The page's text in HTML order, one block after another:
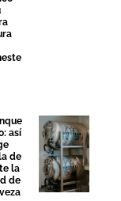
así
de
la
de